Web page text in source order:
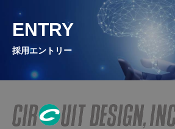
ENTRY
採用エントリー